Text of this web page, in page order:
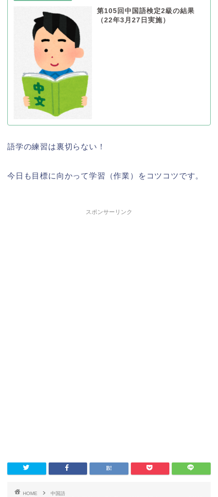
第105回中国語検定2級の結果
（22年3月27日実施）
語学の練習は裏切らない！
今日も目標に向かって学習（作業）をコツコツです。
スポンサーリンク
HOME
中国語